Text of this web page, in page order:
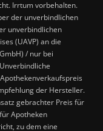
Irrtum vorbehalten.
der unverbindlichen
unverbindlichen
(UAVP) an die
/ nur bei
der Hersteller.
gebrachter Preis für
Apotheken
zu dem eine